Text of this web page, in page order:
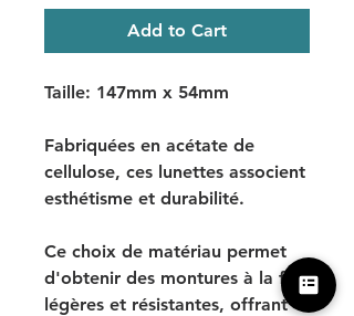
Add to Cart
Taille: 147mm x 54mm
Fabriquées en acétate de
cellulose, ces lunettes associent
esthétisme et durabilité.
Ce choix de matériau permet
d'obtenir des montures à la fois
légères et résistantes, offrant